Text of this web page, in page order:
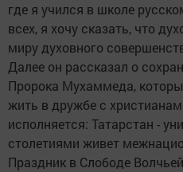
где я учился в школе
всех, я хочу сказать, что
миру духовного
Далее он рассказал о
Пророка Мухаммеда,
жить в дружбе с
исполняется: Татарстан -
столетиями живет
Праздник в Слободе